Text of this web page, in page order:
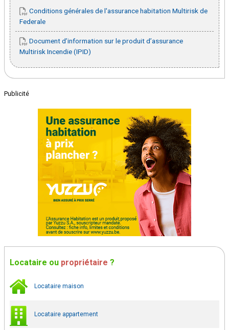
Conditions générales de l'assurance habitation Multirisk de
Federale
Document d’information sur le produit d’assurance
Multirisk Incendie (IPID)
Publicité
Locataire ou propriétaire ?
Locataire maison
Locataire appartement